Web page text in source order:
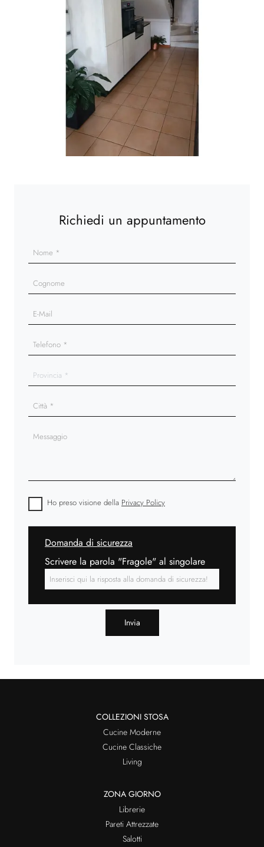
Richiedi un appuntamento
Ho preso visione della Privacy Policy
Domanda di sicurezza
Scrivere la parola "Fragole" al singolare
Invia
COLLEZIONI STOSA
Cucine Moderne
Cucine Classiche
Living
ZONA GIORNO
Librerie
Pareti Attrezzate
Salotti